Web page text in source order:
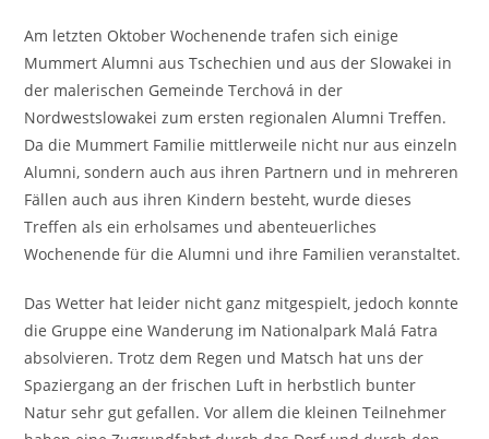
Am letzten Oktober Wochenende trafen sich einige
Mummert Alumni aus Tschechien und aus der Slowakei in
der malerischen Gemeinde Terchová in der
Nordwestslowakei zum ersten regionalen Alumni Treffen.
Da die Mummert Familie mittlerweile nicht nur aus einzeln
Alumni, sondern auch aus ihren Partnern und in mehreren
Fällen auch aus ihren Kindern besteht, wurde dieses
Treffen als ein erholsames und abenteuerliches
Wochenende für die Alumni und ihre Familien veranstaltet.
Das Wetter hat leider nicht ganz mitgespielt, jedoch konnte
die Gruppe eine Wanderung im Nationalpark Malá Fatra
absolvieren. Trotz dem Regen und Matsch hat uns der
Spaziergang an der frischen Luft in herbstlich bunter
Natur sehr gut gefallen. Vor allem die kleinen Teilnehmer